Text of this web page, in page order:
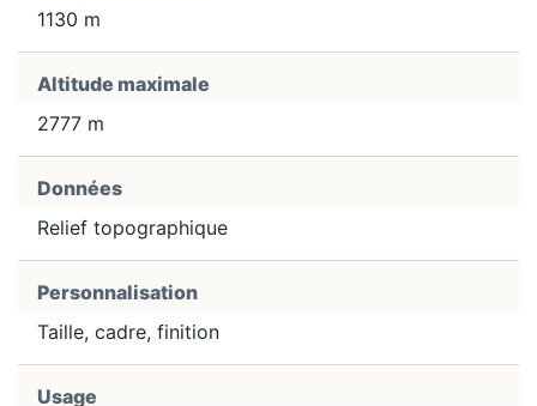
1130 m
Altitude maximale
2777 m
Données
Relief topographique
Personnalisation
Taille, cadre, finition
Usage